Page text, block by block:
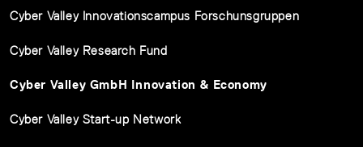
Cyber Valley Innovationscampus Forschunsgruppen
Cyber Valley Research Fund
Cyber Valley GmbH Innovation & Economy
Cyber Valley Start-up Network